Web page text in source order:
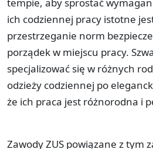
ich codziennej pracy istotne
przestrzeganie norm
porządek w miejscu pracy.
specjalizować się w różnych
odzieży codziennej po
że ich praca jest różnorodna i
Zawody ZUS powiązane z tym